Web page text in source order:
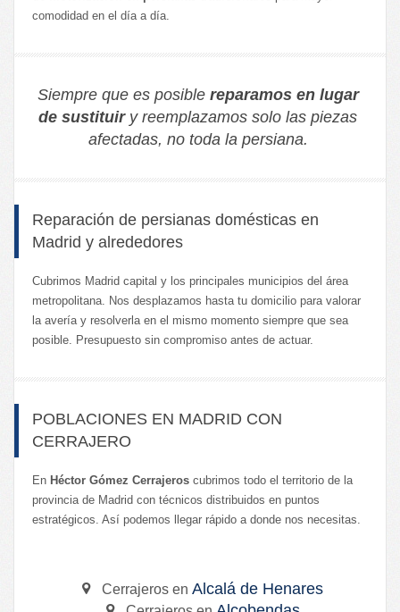
comodidad en el día a día.
Siempre que es posible reparamos en lugar
de sustituiry reemplazamos solo las piezas
afectadas, no toda la persiana.
Reparación de persianas domésticas en
Madrid y alrededores
Cubrimos Madrid capital y los principales municipios del área
metropolitana. Nos desplazamos hasta tu domicilio para valorar
la avería y resolverla en el mismo momento siempre que sea
posible. Presupuesto sin compromiso antes de actuar.
POBLACIONES EN MADRID CON
CERRAJERO
En Héctor Gómez Cerrajeros cubrimos todo el territorio de la
provincia de Madrid con técnicos distribuidos en puntos
estratégicos. Así podemos llegar rápido a donde nos necesitas.
Cerrajeros en Alcalá de Henares